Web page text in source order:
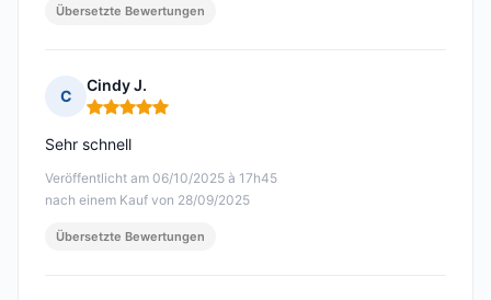
Übersetzte Bewertungen
C
Cindy J.
Hinweis: 5 von 5
Veröffentlicht am 06/10/2025 à 17h45
nach einem Kauf von 28/09/2025
Sehr schnell
Übersetzte Bewertungen